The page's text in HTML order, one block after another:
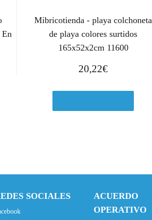
Mibricotienda - playa colchoneta
de playa colores surtidos
165x52x2cm 11600
20,22€
SOCIALES
ACUERDO
OPERATIVO